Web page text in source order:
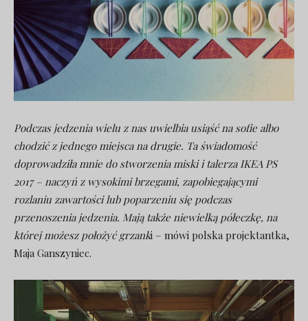
Podczas jedzenia wielu z nas uwielbia usiąść na sofie albo
chodzić z jednego miejsca na drugie. Ta świadomość
doprowadziła mnie do stworzenia miski i talerza IKEA PS
2017 – naczyń z wysokimi brzegami, zapobiegającymi
rozlaniu zawartości lub poparzeniu się podczas
przenoszenia jedzenia. Mają także niewielką półeczkę, na
której możesz położyć grzanki – mówi polska projektantka,
Maja Ganszyniec.